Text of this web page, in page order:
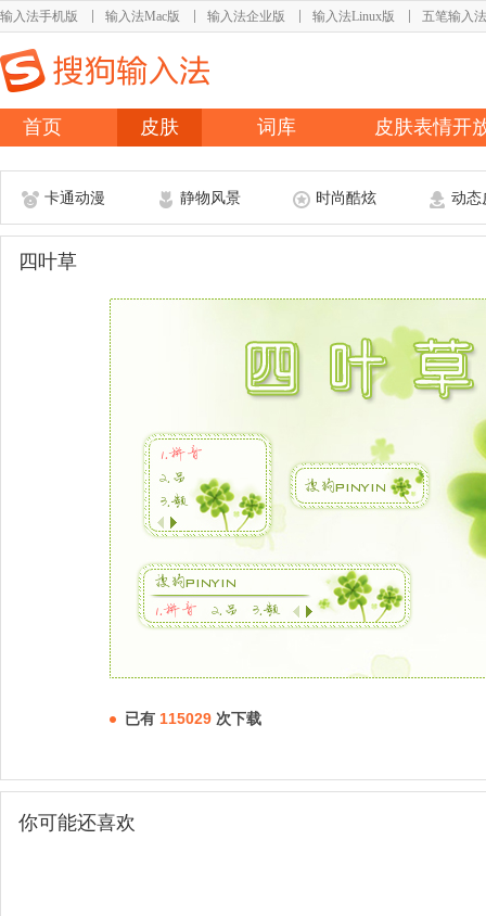
输入法手机版 输入法Mac版 输入法企业版 输入法Linux版 五笔输入法
首页 皮肤 词库 皮肤表情开
卡通动漫 静物风景 时尚酷炫 动态
四叶草
已有 115029 次下载
你可能还喜欢